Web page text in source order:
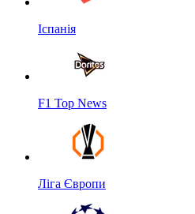
Іспанія
F1 Top News
Ліга Європи